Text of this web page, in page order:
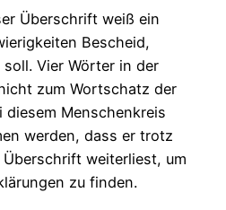
Überschrift weiß ein
Bescheid,
Vier Wörter in der
zum Wortschatz der
diesem Menschenkreis
werden, dass er trotz
weiterliest, um
zu finden.